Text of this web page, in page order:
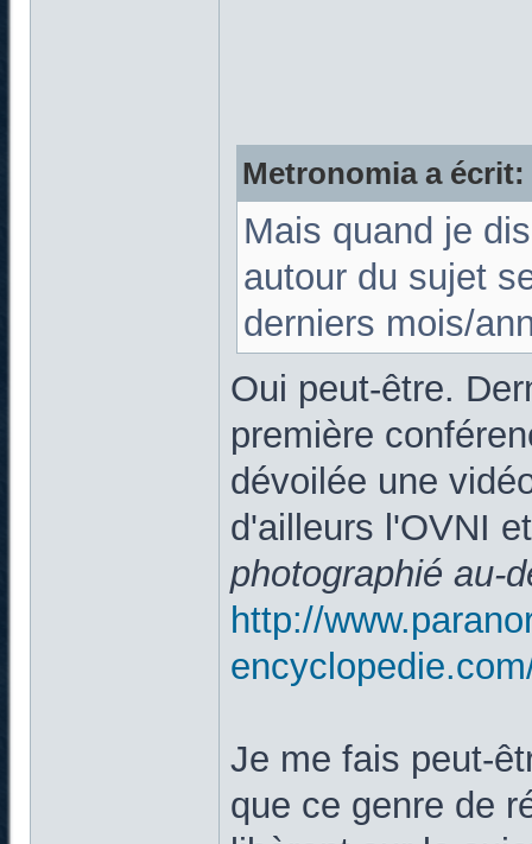
Metronomia a écrit:
Mais quand je
autour du sujet
derniers mois/
Oui peut-être.
première
dévoilée une
d'ailleurs l'OVNI
photographié au-
http://
Je me fais peut-
que ce genre de